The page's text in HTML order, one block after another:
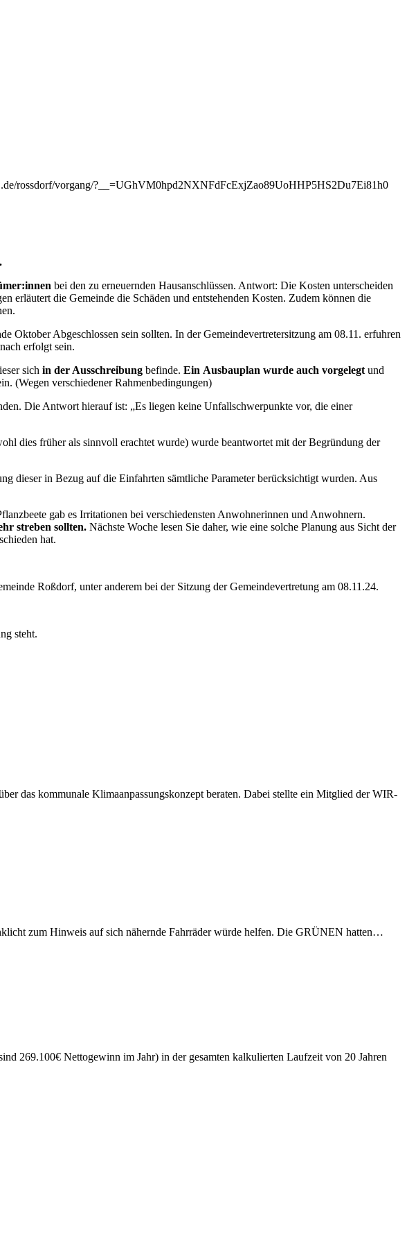
rossdorf/vorgang/?__=UGhVM0hpd2NXNFdFcExjZao89UoHHP5HS2Du7Ei81h0
bei den zu erneuernden Hausanschlüssen. Antwort: Die Kosten unterscheiden
erläutert die Gemeinde die Schäden und entstehenden Kosten. Zudem können die
Oktober Abgeschlossen sein sollten. In der Gemeindevertretersitzung am 08.11. erfuhren
erfolgt sein.
sich in der Ausschreibung befinde. Ein Ausbauplan wurde auch vorgelegt und
(Wegen verschiedener Rahmenbedingungen)
Die Antwort hierauf ist: „Es liegen keine Unfallschwerpunkte vor, die einer
dies früher als sinnvoll erachtet wurde) wurde beantwortet mit der Begründung der
dieser in Bezug auf die Einfahrten sämtliche Parameter berücksichtigt wurden. Aus
gab es Irritationen bei verschiedensten Anwohnerinnen und Anwohnern.
streben sollten. Nächste Woche lesen Sie daher, wie eine solche Planung aus Sicht der
hat.
Roßdorf, unter anderem bei der Sitzung der Gemeindevertretung am 08.11.24.
steht.
das kommunale Klimaanpassungskonzept beraten. Dabei stellte ein Mitglied der WIR-
zum Hinweis auf sich nähernde Fahrräder würde helfen. Die GRÜNEN hatten…
269.100€ Nettogewinn im Jahr) in der gesamten kalkulierten Laufzeit von 20 Jahren